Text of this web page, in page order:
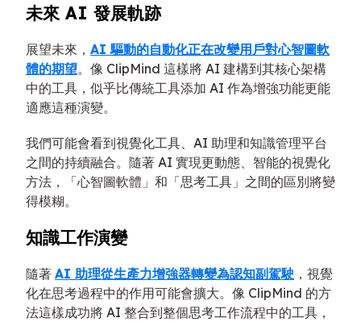
未來 AI 發展軌跡
展望未來， AI 驅動的自動化正在改變用戶對心智圖軟
體的期望。像 ClipMind 這樣將 AI 建構到其核心架構
中的工具，似乎比傳統工具添加 AI 作為增強功能更能
適應這種演變。
我們可能會看到視覺化工具、AI 助理和知識管理平台
之間的持續融合。隨著 AI 實現更動態、智能的視覺化
方法，「心智圖軟體」和「思考工具」之間的區別將變
得模糊。
知識工作演變
隨著 AI 助理從生產力增強器轉變為認知副駕駛 ，視覺
化在思考過程中的作用可能會擴大。像 ClipMind 的方
法這樣成功將 AI 整合到整個思考工作流程中的工具，